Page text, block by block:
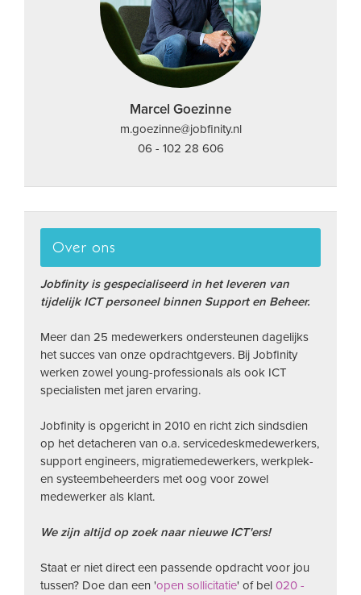
Marcel Goezinne
m.goezinne@jobfinity.nl
06 - 102 28 606
Over ons
Jobfinity is gespecialiseerd in het leveren van
tijdelijk ICT personeel binnen Support en Beheer.
Meer dan 25 medewerkers ondersteunen dagelijks
het succes van onze opdrachtgevers. Bij Jobfinity
werken zowel young-professionals als ook ICT
specialisten met jaren ervaring.
Jobfinity is opgericht in 2010 en richt zich sindsdien
op het detacheren van o.a. servicedeskmedewerkers,
support engineers, migratiemedewerkers, werkplek-
en systeembeheerders met oog voor zowel
medewerker als klant.
We zijn altijd op zoek naar nieuwe ICT'ers!
Staat er niet direct een passende opdracht voor jou
tussen? Doe dan een 'open sollicitatie' of bel 020 -